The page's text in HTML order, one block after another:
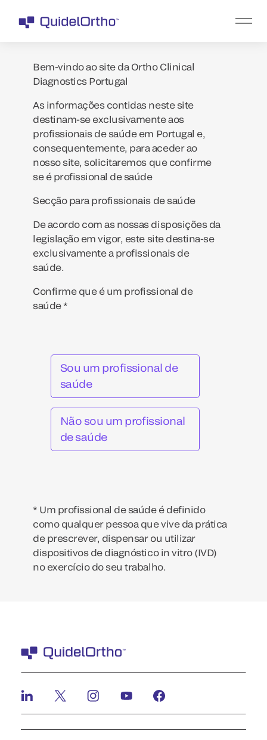
Bem-vindo ao site da Ortho Clinical
Diagnostics Portugal
As informações contidas neste site
destinam-se exclusivamente aos
profissionais de saúde em Portugal e,
consequentemente, para aceder ao
nosso site, solicitaremos que confirme
se é profissional de saúde
Secção para profissionais de saúde
De acordo com as nossas disposições da
legislação em vigor, este site destina-se
exclusivamente a profissionais de
saúde.
Confirme que é um profissional de
saúde *
Sou um profissional de
saúde
Não sou um profissional
de saúde
* Um profissional de saúde é definido
como qualquer pessoa que vive da prática
de prescrever, dispensar ou utilizar
dispositivos de diagnóstico in vitro (IVD)
no exercício do seu trabalho.